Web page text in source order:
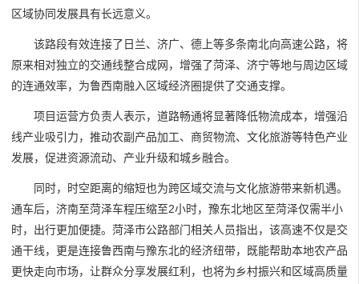
区域协同发展具有长远意义。
该路段有效连接了日兰、济广、德上等多条南北向高速公路，将
原来相对独立的交通线整合成网，增强了菏泽、济宁等地与周边区域
的连通效率，为鲁西南融入区域经济圈提供了交通支撑。
项目运营方负责人表示，道路畅通将显著降低物流成本，增强沿
线产业吸引力，推动农副产品加工、商贸物流、文化旅游等特色产业
发展，促进资源流动、产业升级和城乡融合。
同时，时空距离的缩短也为跨区域交流与文化旅游带来新机遇。
通车后，济南至菏泽车程压缩至2小时，豫东北地区至菏泽仅需半小
时，出行更加便捷。菏泽市公路部门相关人员指出，该高速不仅是交
通干线，更是连接鲁西南与豫东北的经济纽带，既能帮助本地农产品
更快走向市场，让群众分享发展红利，也将为乡村振兴和区域高质量